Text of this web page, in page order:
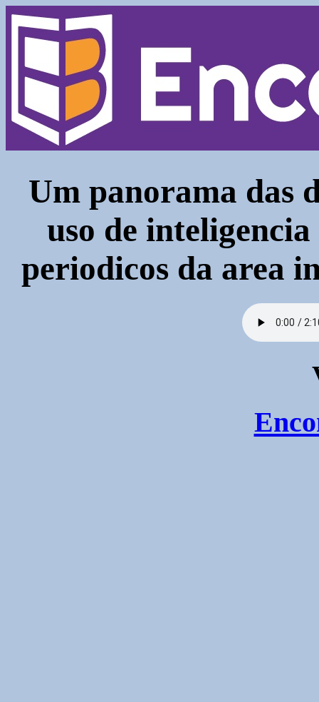
Um panorama das
uso de
periodicos da area